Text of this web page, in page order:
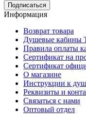
Информация
Возврат товара
Душевые кабины
Правила оплаты
Сертификат на
Сертификат
О магазине
Инструкции к
Реквизиты и
Связаться с нами
Оптовый отдел